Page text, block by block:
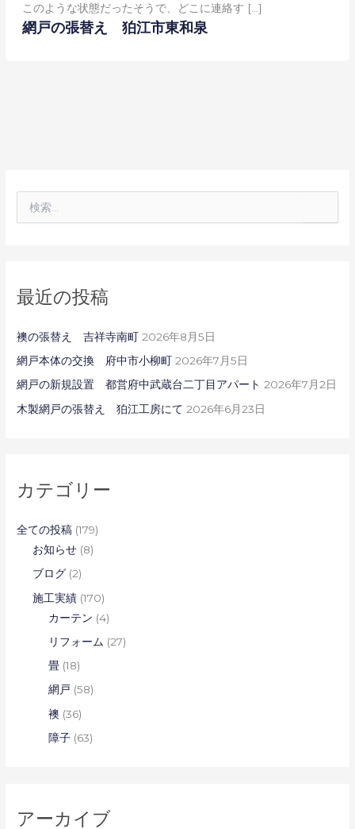
このような状態だったそうで、どこに連絡す […]
網戸の張替え 狛江市東和泉
索
最近の投稿
襖の張替え 吉祥寺南町 2026年8月5日
網戸本体の交換 府中市小柳町 2026年7月5日
網戸の新規設置 都営府中武蔵台二丁目アパート 2026年7月2日
木製網戸の張替え 狛江工房にて 2026年6月23日
カテゴリー
全ての投稿 (179)
お知らせ (8)
ブログ (2)
施工実績 (170)
カーテン (4)
リフォーム (27)
畳 (18)
網戸 (58)
襖 (36)
障子 (63)
アーカイブ